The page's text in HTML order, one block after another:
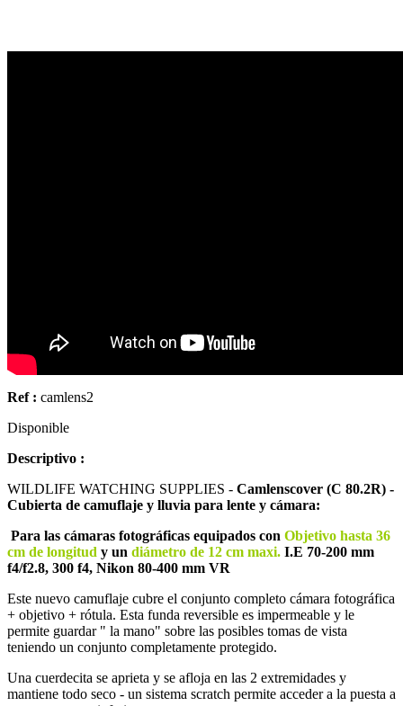
Ref : camlens2
Disponible
Descriptivo :
WILDLIFE WATCHING SUPPLIES - Camlenscover (C 80.2R) -
Cubierta de camuflaje y lluvia para lente y cámara:
Para las cámaras fotográficas equipados con Objetivo hasta 36
cm de longitud y un diámetro de 12 cm maxi. I.E 70-200 mm
f4/f2.8, 300 f4, Nikon 80-400 mm VR
Este nuevo camuflaje cubre el conjunto completo cámara fotográfica
+ objetivo + rótula. Esta funda reversible es impermeable y le
permite guardar " la mano" sobre las posibles tomas de vista
teniendo un conjunto completamente protegido.
Una cuerdecita se aprieta y se afloja en las 2 extremidades y
mantiene todo seco - un sistema scratch permite acceder a la puesta a